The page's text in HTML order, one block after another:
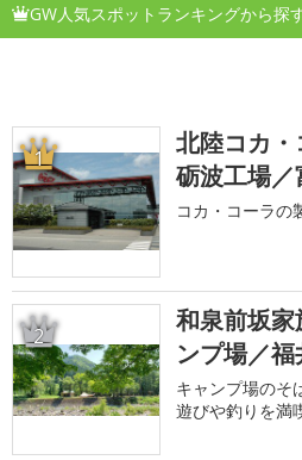
GW人気スポットランキングから探
1
北陸コカ
砺波工場
コカ・コーラの
2
和泉前坂
ンプ場／
キャンプ場のそ
遊びや釣りを満